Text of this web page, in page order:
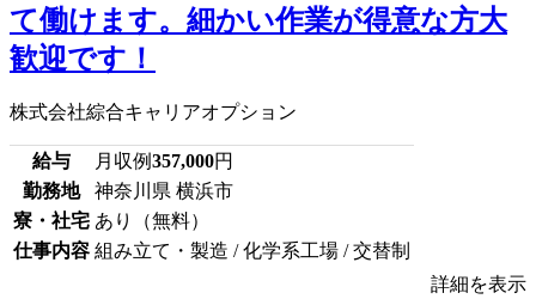
て働けます。細かい作業が得意な方大
歓迎です！
株式会社綜合キャリアオプション
給与 月収例357,000円
勤務地
神奈川県 横浜市
寮・社宅 あり（無料）
仕事内容 組み立て・製造 / 化学系工場 / 交替制
詳細を表示